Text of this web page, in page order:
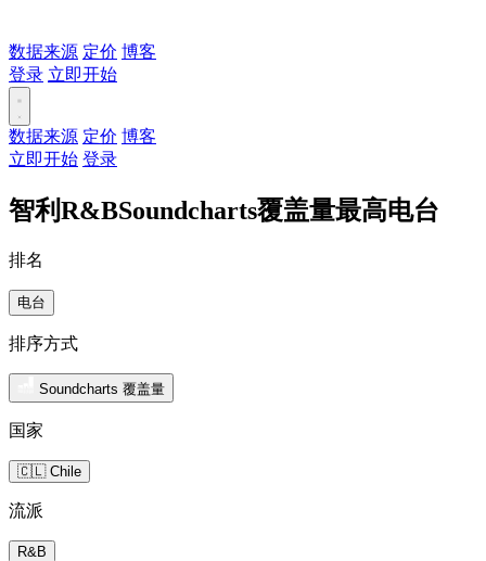
数据来源 定价 博客
登录 立即开始
数据来源 定价 博客
立即开始 登录
智利R&BSoundcharts覆盖量最高电台
排名
电台
排序方式
Soundcharts 覆盖量
国家
🇨🇱 Chile
流派
R&B